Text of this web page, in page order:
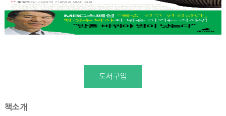
도서구입
책소개